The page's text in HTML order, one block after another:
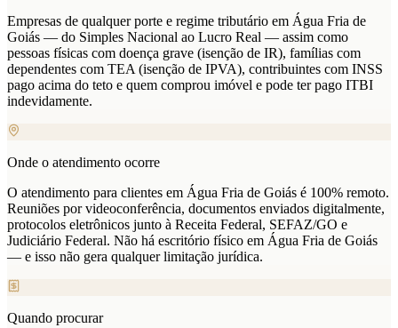
Empresas de qualquer porte e regime tributário em Água Fria de
Goiás — do Simples Nacional ao Lucro Real — assim como
pessoas físicas com doença grave (isenção de IR), famílias com
dependentes com TEA (isenção de IPVA), contribuintes com INSS
pago acima do teto e quem comprou imóvel e pode ter pago ITBI
indevidamente.
Onde o atendimento ocorre
O atendimento para clientes em Água Fria de Goiás é 100% remoto.
Reuniões por videoconferência, documentos enviados digitalmente,
protocolos eletrônicos junto à Receita Federal, SEFAZ/GO e
Judiciário Federal. Não há escritório físico em Água Fria de Goiás
— e isso não gera qualquer limitação jurídica.
Quando procurar